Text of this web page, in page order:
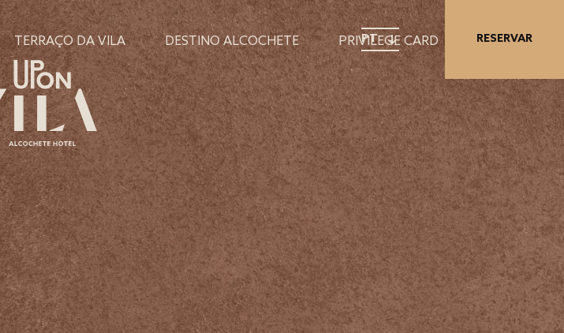
TERRAÇO DA VILA DESTINO ALCOCHETE PRIVILEGE CARD
PT RESERVAR